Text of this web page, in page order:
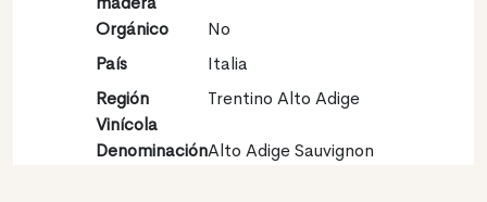
Orgánico
No
País
Italia
Región
Vinícola
Trentino Alto Adige
DenominaciónAlto Adige Sauvignon